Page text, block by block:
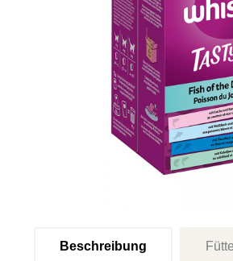
Beschreibung